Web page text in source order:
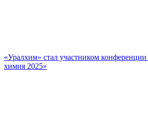
«Уралхим» стал участником
химия 2025»